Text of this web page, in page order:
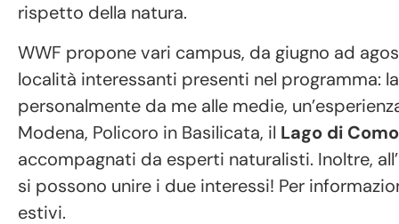
rispetto della natura.
WWF propone vari campus, da giugno ad
località interessanti presenti nel programma: la
personalmente da me alle medie,
Modena, Policoro in Basilicata, il Lago di Como
accompagnati da esperti naturalisti. Inoltre,
si possono unire i due interessi! Per
estivi.